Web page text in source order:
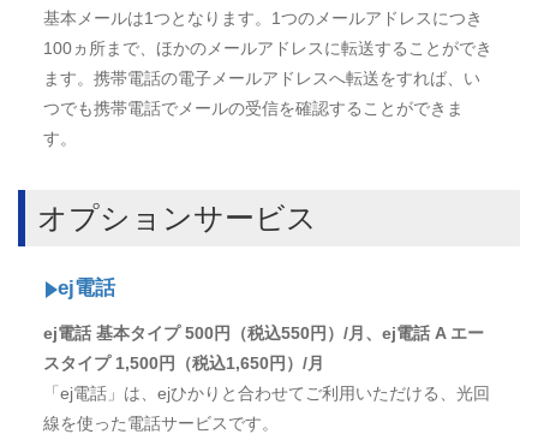
基本メールは1つとなります。1つのメールアドレスにつき
100ヵ所まで、ほかのメールアドレスに転送することができ
ます。携帯電話の電子メールアドレスへ転送をすれば、い
つでも携帯電話でメールの受信を確認することができま
す。
オプションサービス
ej電話
ej電話 基本タイプ 500円（税込550円）/月、ej電話 A エー
スタイプ 1,500円（税込1,650円）/月
「ej電話」は、ejひかりと合わせてご利用いただける、光回
線を使った電話サービスです。